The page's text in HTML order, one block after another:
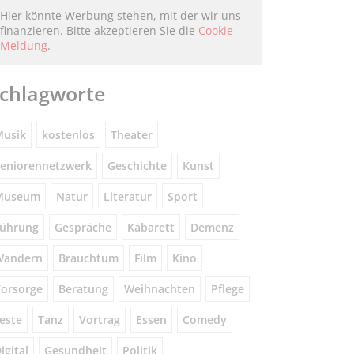
Hier könnte Werbung stehen, mit der wir uns
finanzieren. Bitte akzeptieren Sie die Cookie-
Meldung.
kostenlos Theater
Geschichte Kunst
Natur Literatur Sport
Gespräche Kabarett Demenz
Brauchtum Film Kino
Beratung Weihnachten Pflege
Tanz Vortrag Essen Comedy
Gesundheit Politik